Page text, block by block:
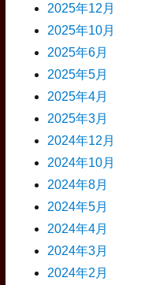
2025年12月
2025年10月
2025年6月
2025年5月
2025年4月
2025年3月
2024年12月
2024年10月
2024年8月
2024年5月
2024年4月
2024年3月
2024年2月